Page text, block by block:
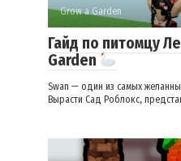
Grow a Garden
Гайд по питомцу
Garden
Swan — один из самых
Вырасти Сад Роблокс,